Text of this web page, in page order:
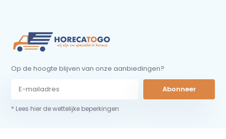
Op de hoogte blijven van onze aanbiedingen?
Abonneer
* Lees hier de wettelijke beperkingen